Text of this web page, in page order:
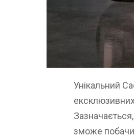
Унікальний
зможе